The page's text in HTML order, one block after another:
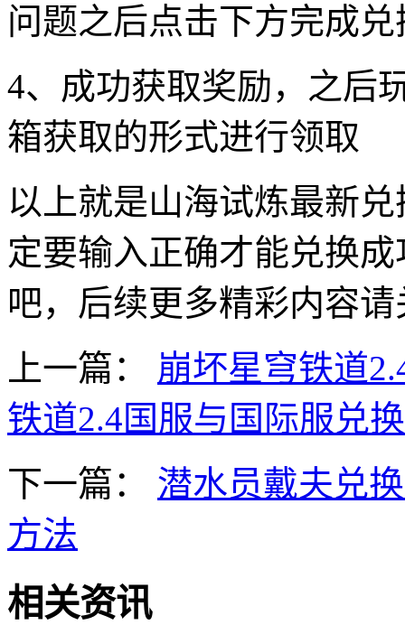
问题之后点击下方完成兑
4、成功获取奖励，之后
箱获取的形式进行领取
以上就是山海试炼最新
定要输入正确才能兑换
吧，后续更多精彩内容
上一篇：
崩坏星穹铁道
铁道2.4国服与国际服兑
下一篇：
潜水员戴夫兑
方法
相关资讯